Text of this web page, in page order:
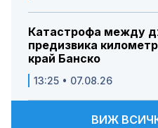
Катастрофа между
предизвика
край Банско
13:25 • 07.08.26
ВИЖ